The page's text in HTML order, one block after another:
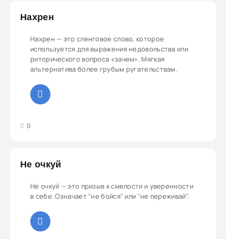
Нахрен
Нахрен — это сленговое слово, которое
используется для выражения недовольства или
риторического вопроса «зачем». Мягкая
альтернатива более грубым ругательствам.
0
Не очкуй
Не очкуй — это призыв к смелости и уверенности
в себе. Означает "не бойся" или "не переживай".